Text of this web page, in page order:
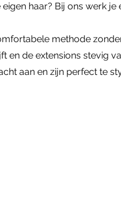
haar? Bij ons werk je
methode
en de extensions stevig
aan en zijn perfect te